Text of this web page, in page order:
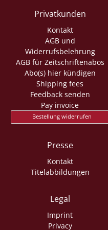
Privatkunden
Kontakt
AGB und
Widerrufsbelehrung
AGB für Zeitschriftenabos
Abo(s) hier kündigen
Shipping fees
Feedback senden
Pay invoice
Bestellung widerrufen
Presse
Kontakt
Titelabbildungen
Legal
Imprint
Privacy